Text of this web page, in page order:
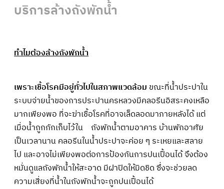
บริการล้างถังพักน้ำ
ทำไมต้องล้างถังพักน้ำ
เพราะเชื้อโรคมีอยู่ทั่วไปในสภาพแวดล้อม ขณะที่น้ำประปาใน
ระบบจ่ายน้ำของการประปานครหลวงมีคลอรีนอิสระคงเหลือ
มากเพียงพอ ที่จะฆ่าเชื้อโรคที่อาจเล็ดลอดมาภายหลังได้ แต่
เมื่อน้ำถูกกักเก็บไว้ใน ถังพักน้ำตามอาคาร บ้านพักอาศัย
เป็นเวลานาน คลอรีนในน้ำประปาจะค่อย ๆ ระเหยและสลาย
ไป และอาจไม่เพียงพอต่อการป้องกันการปนเปื้อนได้ จึงต้อง
หมั่นดูแลถังพักน้ำให้สะอาด มีฝาปิดให้มิดชิด ซึ่งจะช่วยลด
ความเสี่ยงที่น้ำในถังพักน้ำจะถูกปนเปื้อนได้